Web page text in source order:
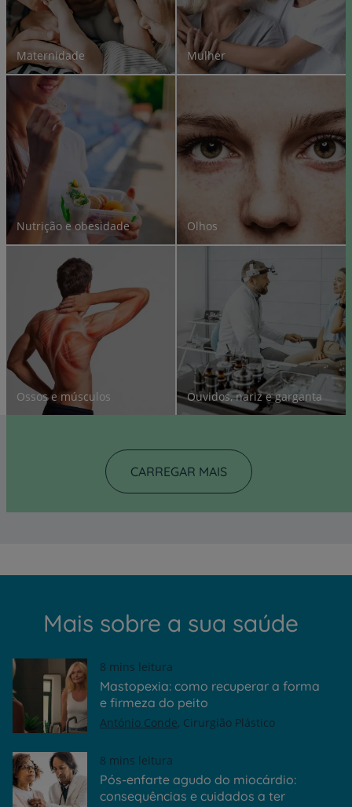
Maternidade Mulher
Nutrição e obesidade Olhos
Ossos e músculos Ouvidos, nariz e garganta
CARREGAR MAIS
Mais sobre a sua saúde
8 mins leitura
Mastopexia: como recuperar a forma
e firmeza do peito
António Conde Cirurgião Plástico
8 mins leitura
Pós-enfarte agudo do miocárdio:
consequências e cuidados a ter